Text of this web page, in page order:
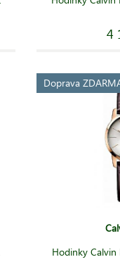
4
Doprava
Hodinky Calvin